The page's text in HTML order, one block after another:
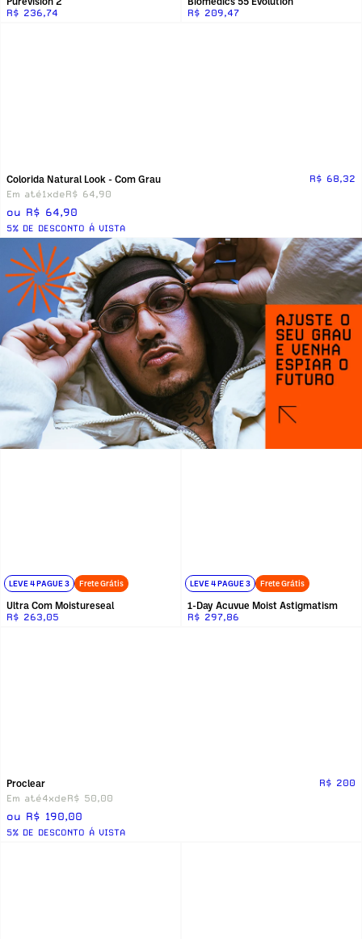
R$ 236,74 R$ 209,47
Colorida Natural Look - Com Grau
R$ 68,32
Em até1xdeR$ 64,90
ou R$ 64,90
5% DE DESCONTO Á VISTA
LEVE 4 PAGUE 3 Frete Grátis
Ultra Com Moistureseal
R$ 263,05
Proclear
R$ 200
Em até4xdeR$ 50,00
ou R$ 190,00
5% DE DESCONTO Á VISTA
LEVE 4 PAGUE 3 Frete Grátis
1-Day Acuvue Moist Astigmatism
R$ 297,86